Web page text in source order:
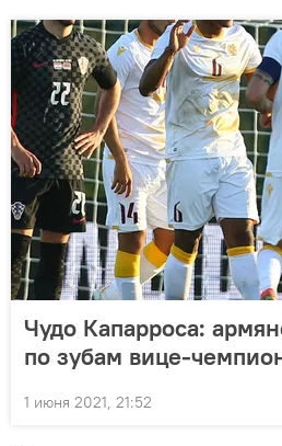
Чудо Капарроса:
по зубам вице-
1 июня 2021, 21:52